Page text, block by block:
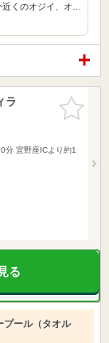
くのオジイ、オ…
お気に入
りに追加
ラ
分 宜野座ICより約1
る
プール（タオル